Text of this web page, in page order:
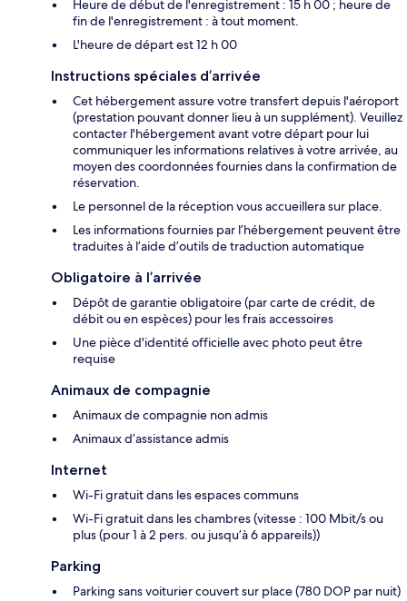
Heure de début de l'enregistrement : 15 h 00 ; heure de
fin de l'enregistrement : à tout moment.
L'heure de départ est 12 h 00
Instructions spéciales d’arrivée
Cet hébergement assure votre transfert depuis l'aéroport
(prestation pouvant donner lieu à un supplément). Veuillez
contacter l'hébergement avant votre départ pour lui
communiquer les informations relatives à votre arrivée, au
moyen des coordonnées fournies dans la confirmation de
réservation.
Le personnel de la réception vous accueillera sur place.
Les informations fournies par l’hébergement peuvent être
traduites à l’aide d’outils de traduction automatique
Obligatoire à l’arrivée
Dépôt de garantie obligatoire (par carte de crédit, de
débit ou en espèces) pour les frais accessoires
Une pièce d'identité officielle avec photo peut être
requise
Animaux de compagnie
Animaux de compagnie non admis
Animaux d’assistance admis
Internet
Wi-Fi gratuit dans les espaces communs
Wi-Fi gratuit dans les chambres (vitesse : 100 Mbit/s ou
plus (pour 1 à 2 pers. ou jusqu’à 6 appareils))
Parking
Parking sans voiturier couvert sur place (780 DOP par nuit)